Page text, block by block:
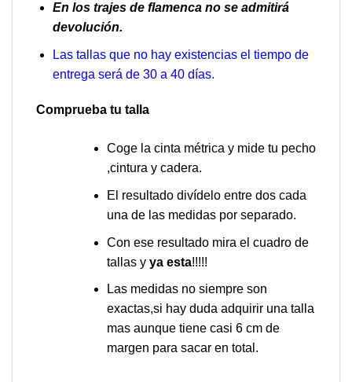
En los trajes de flamencano se admitirá
devolución.
Las tallas que no hay existencias el tiempo de
entrega será de 30 a 40 días.
Comprueba tu talla
Coge la cinta métrica y mide tu pecho
,cintura y cadera.
El resultado divídelo entre dos cada
una de las medidas por separado.
Con ese resultado mira el cuadro de
tallas yya esta!!!!!
Las medidas no siempre son
exactas,si hay duda adquirir una talla
mas aunque tiene casi 6 cm de
margen para sacar en total.